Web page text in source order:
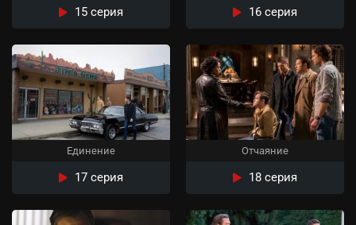
15 серия 16 серия
Единение
17 серия
Отчаяние
18 серия